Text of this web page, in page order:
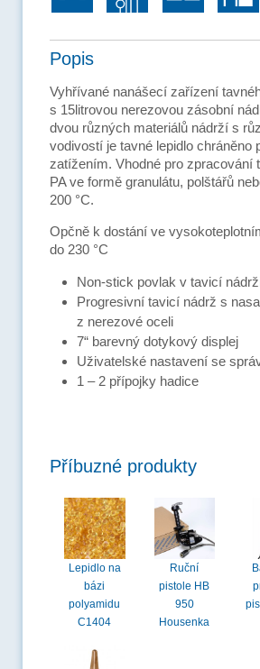
Popis
Vyhřívané nanášecí zařízení
s 15litrovou nerezovou zásobní
dvou různých materiálů nádrží s
vodivostí je tavné lepidlo chráněno
zatížením. Vhodné pro zpracování
PA ve formě granulátu, polštářů
200 °C.
Opčně k dostání ve
do 230 °C
Non-stick povlak v tavicí
Progresivní tavicí nádrž s
z nerezové oceli
7“ barevný dotykový displej
Uživatelské nastavení se
1 – 2 přípojky hadice
Příbuzné produkty
Lepidlo na
bázi
polyamidu
C1404
Ruční
pistole HB
950
Housenka